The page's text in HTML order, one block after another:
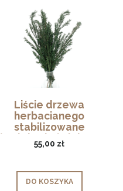
Liście drzewa
herbacianego
stabilizowane
(Malaleuka) zielone
55,00 zł
DO KOSZYKA